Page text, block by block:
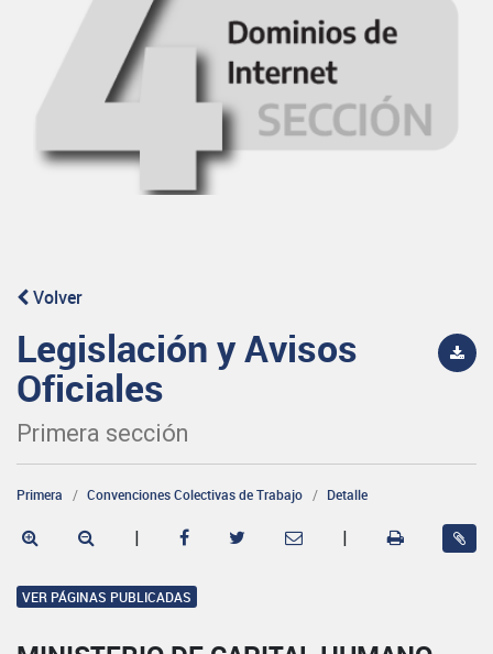
Volver
Legislación y Avisos
Oficiales
Primera sección
Primera Convenciones Colectivas de Trabajo Detalle
| |
VER PÁGINAS PUBLICADAS